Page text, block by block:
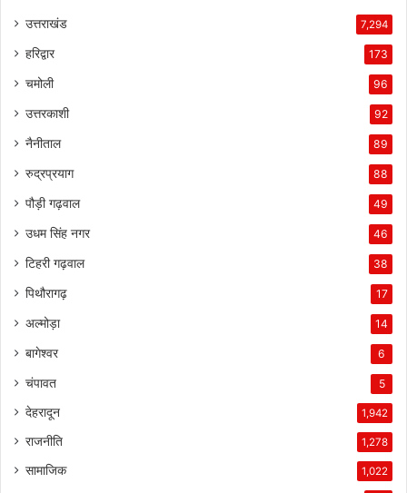
उत्तराखंड 7,294
हरिद्वार 173
चमोली 96
उत्तरकाशी 92
नैनीताल 89
रुद्रप्रयाग 88
पौड़ी गढ़वाल 49
उधम सिंह नगर 46
टिहरी गढ़वाल 38
पिथौरागढ़ 17
अल्मोड़ा 14
बागेश्वर 6
चंपावत 5
देहरादून 1,942
राजनीति 1,278
सामाजिक 1,022